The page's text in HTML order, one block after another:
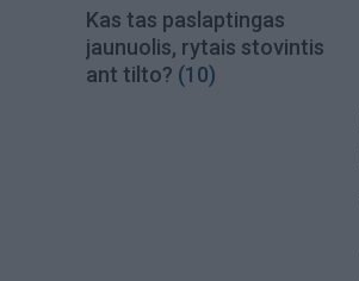
Kas tas paslaptingas
jaunuolis, rytais stovintis
ant tilto? (10)